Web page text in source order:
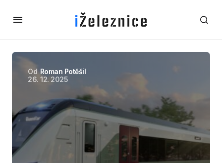
Od Roman Potěšil
26. 12. 2025